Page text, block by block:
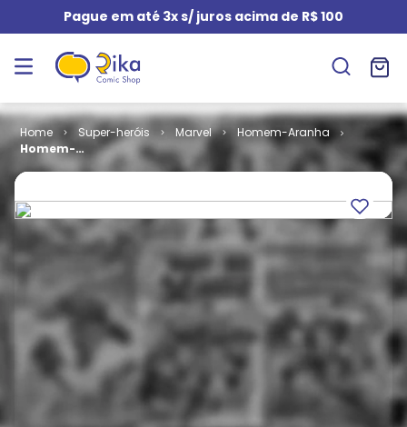
Pague em até 3x s/ juros acima de R$ 100
Super-heróis Marvel
Homem-Aranha
Homem-
Aranha # 142